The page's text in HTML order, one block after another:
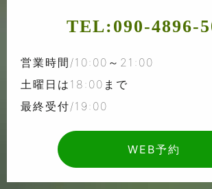
TEL:090-4896-
営業時間/10:00～21:00
土曜日は18:00まで
最終受付/19:00
WEB予約